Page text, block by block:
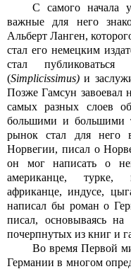
С самого начала
важные для него
Альберт Ланген,
стал его немецким
стал
(Simplicissimus)и
Позже Гамсун завоевал
самых разных слоев
большими и большими
рынок стал для него
Норвегии, писал о
он мог написать о
американце, турке,
африканце, индусе,
написал бы роман о
писал, основываясь
почерпнутых из книг и
Во время Первой
Германии в многом